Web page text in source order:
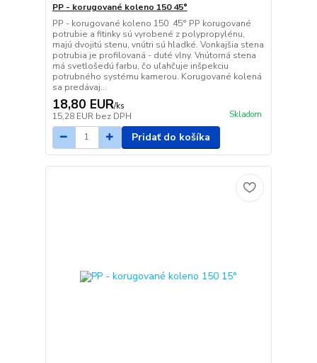
PP - korugované koleno 150 45°
PP - korugované koleno 150 45° PP korugované
potrubie a fitinky sú vyrobené z polypropylénu,
majú dvojitú stenu, vnútri sú hladké. Vonkajšia stena
potrubia je profilovaná - duté vlny. Vnútorná stena
má svetlošedú farbu, čo uľahčuje inšpekciu
potrubného systému kamerou. Korugované kolená
sa predávaj...
18,80 EUR/ks
15,28 EUR bez DPH Skladom
Pridať do košíka